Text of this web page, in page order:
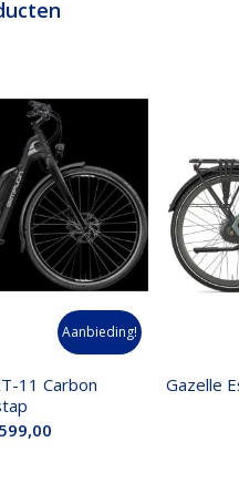
11 Carbon
Aanbieding!
Gazelle